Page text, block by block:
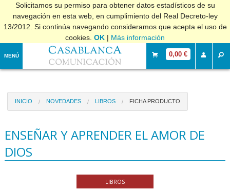
Solicitamos su permiso para obtener datos estadísticos de su
navegación en esta web, en cumplimiento del Real Decreto-ley
13/2012. Si continúa navegando consideramos que acepta el uso de
cookies. OK | Más información
MENÚ 0,00 €
INICIO NOVEDADES LIBROS FICHA PRODUCTO
ENSEÑAR Y APRENDER EL AMOR DE
DIOS
LIBROS